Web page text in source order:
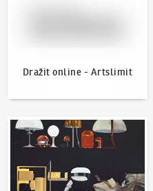
Dražit online - Artslimit
Aktuality